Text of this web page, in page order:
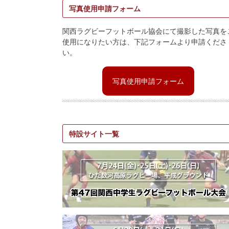
写真使用申請フォーム
関西ラグビーフットボール協会にて撮影した写真を
使用になりたい方は、下記フォームより申請くださ
い。
写真使用申請フォーム
特設サイト一覧